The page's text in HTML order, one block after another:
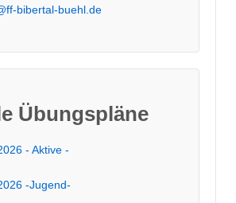
bibertal-buehl.de
Übungspläne
- Aktive -
-Jugend-